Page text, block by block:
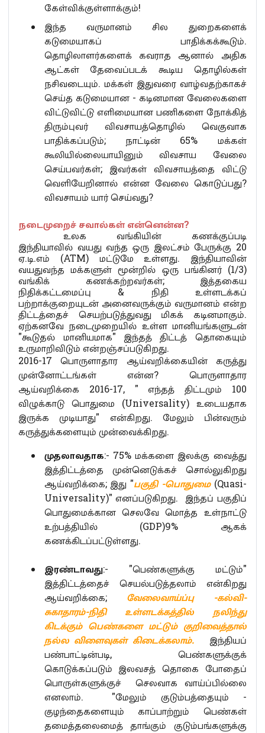
கேள்விக்குள்ளாக்கும்!
இந்த வருமானம் சில துறைகளைக்
கடுமையாகப் பாதிக்கக்கூடும்.
தொழிலாளர்களைக் கவராத ஆனால் அதிக
ஆட்கள் தேவைப்படக் கூடிய தொழில்கள்
நசிவடையும். மக்கள் இதுவரை வாழ்வதற்காகச்
செய்த கடுமையான - கடினமான வேலைகளை
விட்டுவிட்டு எளிமையான பணிகளை நோக்கித்
திரும்புவர் விவசாயத்தொழில் வெகுவாக
பாதிக்கப்படும்; நாட்டின் 65% மக்கள்
கூலியில்லையாயினும் விவசாய வேலை
செய்பவர்கள்; இவர்கள் விவசாயத்தை விட்டு
வெளியேறினால் என்ன வேலை கொடுப்பது?
விவசாயம் யார் செய்வது?
நடைமுறைச் சவால்கள் என்னென்ன?
உலக வங்கியின் கணக்குப்படி
இந்தியாவில் வயது வந்த ஒரு இலட்சம் பேருக்கு 20
ஏ.டி.எம் (ATM) மட்டுமே உள்ளது. இந்தியாவின்
வயதுவந்த மக்களுள் மூன்றில் ஒரு பங்கினர் (1/3)
வங்கிக் கணக்கற்றவர்கள்; இத்தகைய
நிதிக்கட்டமைப்பு & நிதி உள்ளடக்கப்
பற்றாக்குறையுடன் அனைவருக்கும் வருமானம் என்ற
திட்டத்தைச் செயற்படுத்துவது மிகக் கடினமாகும்.
ஏற்கனவே நடைமுறையில் உள்ள மானியங்களுடன்
"கூடுதல் மானியமாக" இந்தத் திட்டத் தொகையும்
உருமாறிவிடும் என்றஞ்சப்படுகிறது.
2016-17 பொருளாதார ஆய்வறிக்கையின் கருத்து
முன்னோட்டங்கள் என்ன? பொருளாதார
ஆய்வறிக்கை 2016-17, " எந்தத் திட்டமும் 100
விழுக்காடு பொதுமை (Universality) உடையதாக
இருக்க முடியாது" என்கிறது. மேலும் பின்வரும்
கருத்துக்களையும் முன்வைக்கிறது.
முதலாவதாக:- 75% மக்களை இலக்கு வைத்து
இத்திட்டத்தை முன்னெடுக்கச் சொல்லுகிறது
ஆய்வறிக்கை; இது "பகுதி -பொதுமை(Quasi-
Universality)" எனப்படுகிறது. இந்தப் பகுதிப்
பொதுமைக்கான செலவே மொத்த உள்நாட்டு
உற்பத்தியில் (GDP)9% ஆகக்
கணக்கிடப்பட்டுள்ளது.
இரண்டாவது:- "பெண்களுக்கு மட்டும்"
இத்திட்டத்தைச் செயல்படுத்தலாம் என்கிறது
ஆய்வறிக்கை; வேலைவாய்ப்பு -கல்வி-
சுகாதாரம்-நிதி உள்ளடக்கத்தில் நலிந்து
கிடக்கும் பெண்களை மட்டும் குறிவைத்தால்
நல்ல விளைவுகள் கிடைக்கலாம்.
இந்தியப்
பண்பாட்டின்படி, பெண்களுக்குக்
கொடுக்கப்படும் இலவசத் தொகை போதைப்
பொருள்களுக்குச் செலவாக வாய்ப்பில்லை
எனலாம். "மேலும் குடும்பத்தையும் -
குழந்தைகளையும் காப்பாற்றும் பெண்கள்
தமைத்தலைமைத் தாங்கும் குடும்பங்களுக்கு